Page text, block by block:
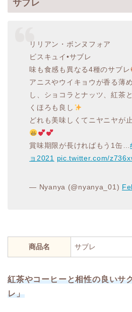
サブレ
リリアン・ボンヌフォア
ビスキュイ•サブレ
味も食感も異なる4種のサブレ
アニスやウイキョウが香る薄
し、ショコラとナッツ、紅茶
くほろも良し
どれも美味しくてニヤニヤが
賞味期限が長ければもう1缶…
ョ2021 pic.twitter.com/
— Nyanya (@nyanya_01)
商品名 サブレ
紅茶やコーヒーと相性の良いサ
レ」